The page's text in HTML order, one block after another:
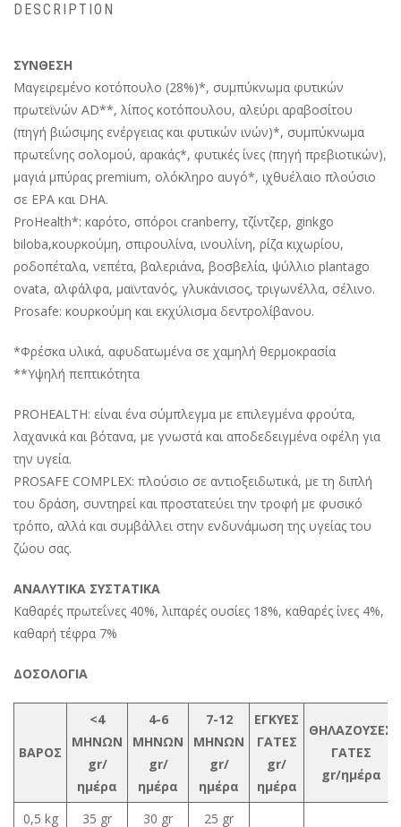
DESCRIPTION
ΣΥΝΘΕΣΗ
Μαγειρεμένο κοτόπουλο (28%)*, συμπύκνωμα φυτικών
πρωτεϊνών AD**, λίπος κοτόπουλου, αλεύρι αραβοσίτου
(πηγή βιώσιμης ενέργειας και φυτικών ινών)*, συμπύκνωμα
πρωτεΐνης σολομού, αρακάς*, φυτικές ίνες (πηγή πρεβιοτικών),
μαγιά μπύρας premium, ολόκληρο αυγό*, ιχθυέλαιο πλούσιο
σε EPA και DHA.
ProHealth*: καρότο, σπόροι cranberry, τζίντζερ, ginkgo
biloba,κουρκούμη, σπιρουλίνα, ινουλίνη, ρίζα κιχωρίου,
ροδοπέταλα, νεπέτα, βαλεριάνα, βοσβελία, ψύλλιο plantago
ovata, αλφάλφα, μαϊντανός, γλυκάνισος, τριγωνέλλα, σέλινο.
Prosafe: κουρκούμη και εκχύλισμα δεντρολίβανου.
*Φρέσκα υλικά, αφυδατωμένα σε χαμηλή θερμοκρασία
**Yψηλή πεπτικότητα
PROHEALTH: είναι ένα σύμπλεγμα με επιλεγμένα φρούτα,
λαχανικά και βότανα, με γνωστά και αποδεδειγμένα οφέλη για
την υγεία.
PROSAFE COMPLEX: πλούσιο σε αντιοξειδωτικά, με τη διπλή
του δράση, συντηρεί και προστατεύει την τροφή με φυσικό
τρόπο, αλλά και συμβάλλει στην ενδυνάμωση της υγείας του
ζώου σας.
ΑΝΑΛΥΤΙΚΑ ΣΥΣΤΑΤΙΚΑ
Καθαρές πρωτεΐνες 40%, λιπαρές ουσίες 18%, καθαρές ίνες 4%,
καθαρή τέφρα 7%
ΔΟΣΟΛΟΓΙΑ
ΒΑΡΟΣ
<4
ΜΗΝΩΝ
gr/
ημέρα
4-6
ΜΗΝΩΝ
gr/
ημέρα
7-12
ΜΗΝΩΝ
gr/
ημέρα
ΕΓΚΥΕΣ
ΓΑΤΕΣ
gr/
ημέρα
ΘΗΛΑΖΟΥΣΕΣ
ΓΑΤΕΣ
gr/ημέρα
0,5 kg 35 gr 30 gr 25 gr